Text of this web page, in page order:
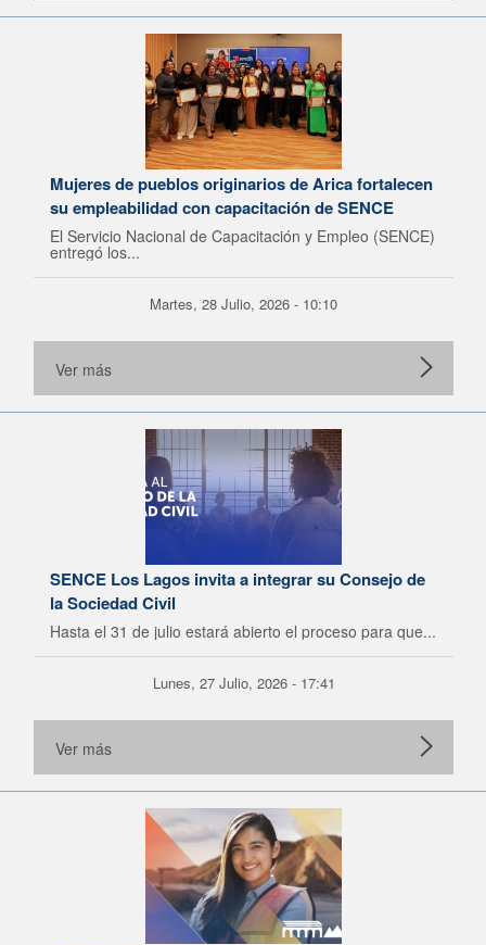
Mujeres de pueblos originarios de Arica fortalecen
su empleabilidad con capacitación de SENCE
El Servicio Nacional de Capacitación y Empleo (SENCE)
entregó los...
Martes, 28 Julio, 2026 - 10:10
Ver más
SENCE Los Lagos invita a integrar su Consejo de
la Sociedad Civil
Hasta el 31 de julio estará abierto el proceso para que...
Lunes, 27 Julio, 2026 - 17:41
Ver más